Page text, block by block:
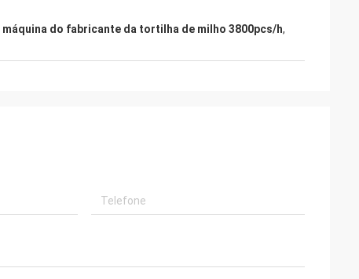
máquina do fabricante da tortilha de milho 3800pcs/h,